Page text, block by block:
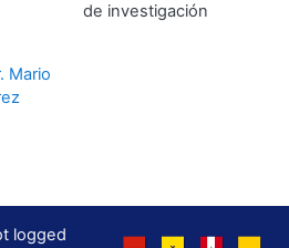
de investigación
Mario
logged